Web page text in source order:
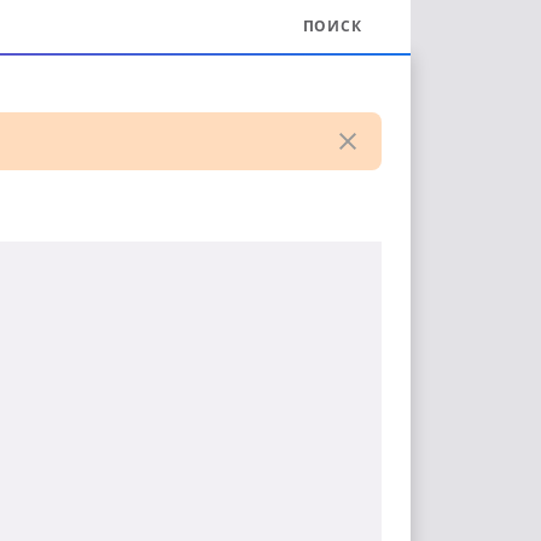
ПОИСК